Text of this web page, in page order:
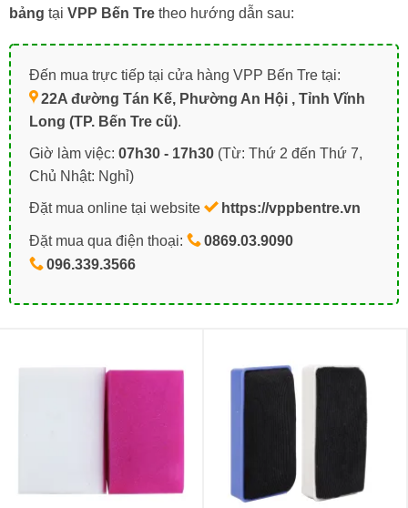
bảng tại VPP Bến Tre theo hướng dẫn sau:
Đến mua trực tiếp tại cửa hàng VPP Bến Tre tại:
22A đường Tán Kế, Phường An Hội , Tỉnh Vĩnh
Long (TP. Bến Tre cũ).
Giờ làm việc: 07h30 - 17h30 (Từ: Thứ 2 đến Thứ 7,
Chủ Nhật: Nghỉ)
Đặt mua online tại website https://vppbentre.vn
Đặt mua qua điện thoại:
0869.03.9090
096.339.3566